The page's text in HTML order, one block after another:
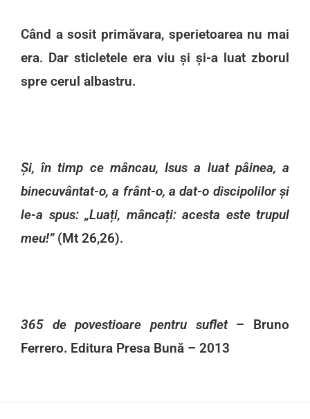
Când a sosit primăvara, sperietoarea nu mai
era. Dar sticletele era viu și și-a luat zborul
spre cerul albastru.
Și, în timp ce mâncau, Isus a luat pâinea, a
binecuvântat-o, a frânt-o, a dat-o discipolilor și
le-a spus: „Luați, mâncați: acesta este trupul
meu!”(Mt 26,26).
365 de povestioare pentru suflet– Bruno
Ferrero. Editura Presa Bună – 2013